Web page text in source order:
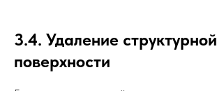
3.4. Удаление структурной
поверхности